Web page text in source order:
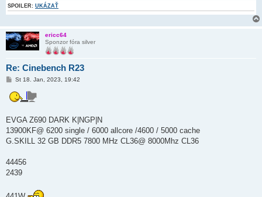
SPOILER: UKÁZAŤ
ericc64
Sponzor fóra silver
Re: Cinebench R23
P
í
s
v
o
k
St 18. Jan, 2023, 19:42
EVGA Z690 DARK K|NGP|N
13900KF@ 6200 single / 6000 allcore /4600 / 5000 cache
G.SKILL 32 GB DDR5 7800 MHz CL36@ 8000Mhz CL36
44456
2439